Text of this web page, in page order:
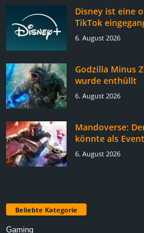
Disney ist eine
TikTok
6. August 2026
Godzilla Minus
wurde enthüllt
6. August 2026
Mandoverse:
könnte als
6. August 2026
Beliebte Kategorie
Gaming